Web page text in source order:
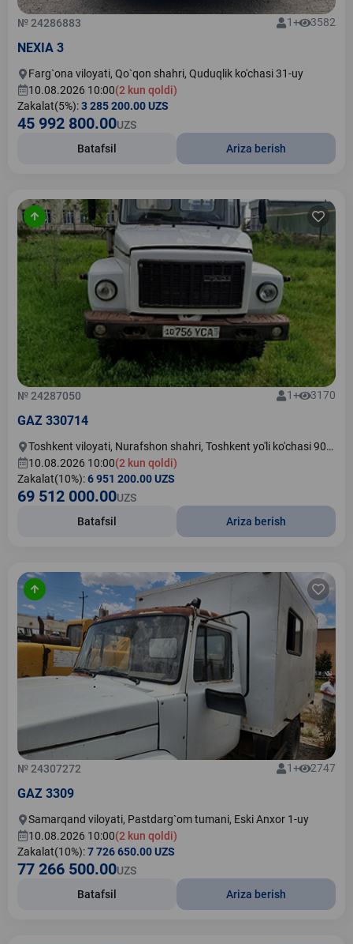
№ 24286883 1+ 3582
NEXIA 3
Farg`ona viloyati, Qo`qon shahri, Quduqlik ko'chasi 31-uy
10.08.2026 10:00(2 kun qoldi)
Zakalat(5%):3 285 200.00 UZS
45 992 800.00UZS
Batafsil
Ariza berish
№ 24287050 1+ 3170
GAZ 330714
Toshkent viloyati, Nurafshon shahri, Toshkent yo'li ko'chasi 90-
uy
10.08.2026 10:00(2 kun qoldi)
Zakalat(10%):6 951 200.00 UZS
69 512 000.00UZS
Batafsil
Ariza berish
№ 24307272 1+ 2747
GAZ 3309
Samarqand viloyati, Pastdarg`om tumani, Eski Anxor 1-uy
10.08.2026 10:00(2 kun qoldi)
Zakalat(10%):7 726 650.00 UZS
77 266 500.00UZS
Batafsil
Ariza berish